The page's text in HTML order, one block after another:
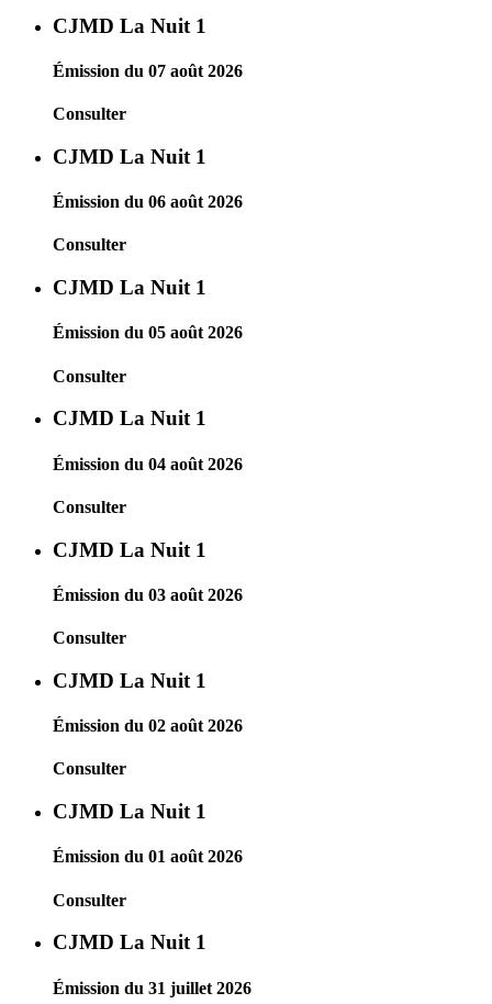
CJMD La Nuit 1
Émission du 07 août 2026
Consulter
CJMD La Nuit 1
Émission du 06 août 2026
Consulter
CJMD La Nuit 1
Émission du 05 août 2026
Consulter
CJMD La Nuit 1
Émission du 04 août 2026
Consulter
CJMD La Nuit 1
Émission du 03 août 2026
Consulter
CJMD La Nuit 1
Émission du 02 août 2026
Consulter
CJMD La Nuit 1
Émission du 01 août 2026
Consulter
CJMD La Nuit 1
Émission du 31 juillet 2026